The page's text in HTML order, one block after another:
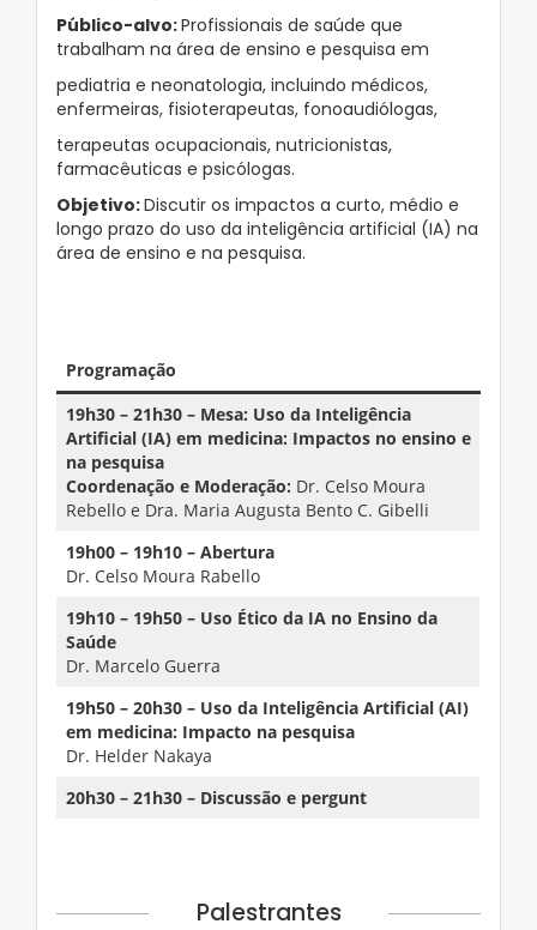
Público-alvo:Profissionais de saúde que
trabalham na área de ensino e pesquisa em
pediatria e neonatologia, incluindo médicos,
enfermeiras, fisioterapeutas, fonoaudiólogas,
terapeutas ocupacionais, nutricionistas,
farmacêuticas e psicólogas.
Objetivo:Discutir os impactos a curto, médio e
longo prazo do uso da inteligência artificial (IA) na
área de ensino e na pesquisa.
Programação
19h30 – 21h30 – Mesa: Uso da Inteligência
Artificial (IA) em medicina: Impactos no ensino e
na pesquisa
Coordenação e Moderação: Dr. Celso Moura
Rebello e Dra. Maria Augusta Bento C. Gibelli
19h00 – 19h10 – Abertura
Dr. Celso Moura Rabello
19h10 – 19h50 – Uso Ético da IA no Ensino da
Saúde
Dr. Marcelo Guerra
19h50 – 20h30 – Uso da Inteligência Artificial (AI)
em medicina: Impacto na pesquisa
Dr. Helder Nakaya
20h30 – 21h30 – Discussão e pergunt
Palestrantes